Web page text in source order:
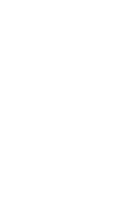
des cookies